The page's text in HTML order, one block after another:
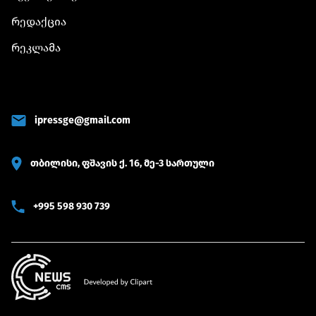
რედაქცია
რეკლამა
ipressge@gmail.com
თბილისი, ფშავის ქ. 16, მე-3 სართული
+995 598 930 739